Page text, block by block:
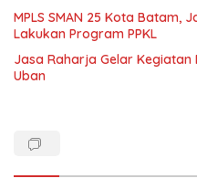
MPLS SMAN 25 Kota Batam,
Lakukan Program PPKL
Jasa Raharja Gelar Kegiatan
Uban